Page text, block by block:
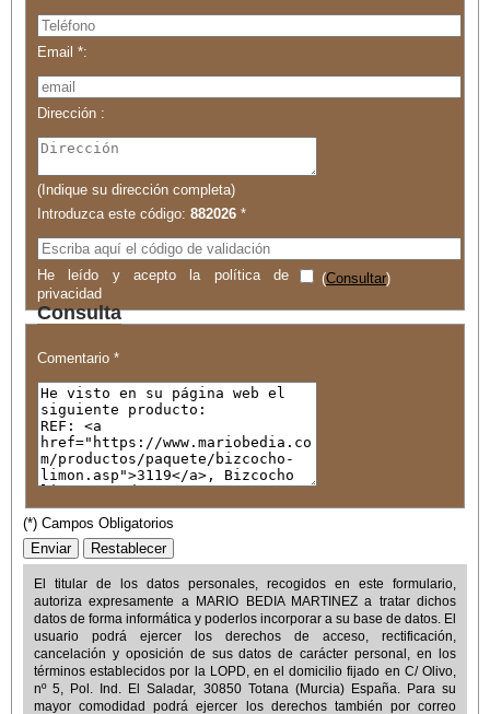
Email *:
Dirección :
(Indique su dirección completa)
Introduzca este código: 882026 *
He leído y acepto la política de
privacidad
(Consultar)
Consulta
Comentario *
(*) Campos Obligatorios
El titular de los datos personales, recogidos en este formulario,
autoriza expresamente a
MARIO BEDIA MARTINEZa tratar dichos
datos de forma informática y poderlos incorporar a su base de datos. El
usuario podrá ejercer los derechos de acceso, rectificación,
cancelación y oposición de sus datos de carácter personal, en los
términos establecidos por la LOPD, en el domicilio fijado en C/ Olivo,
nº 5, Pol. Ind. El Saladar, 30850 Totana (Murcia) España . Para su
mayor comodidad podrá ejercer los derechos también por correo